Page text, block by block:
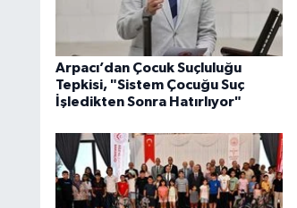
Arpacı’dan Çocuk Suçluluğu
Tepkisi, "Sistem Çocuğu Suç
İşledikten Sonra Hatırlıyor"